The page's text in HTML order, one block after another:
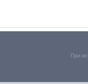
При